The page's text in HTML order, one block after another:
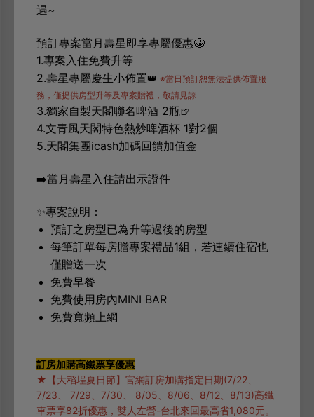
遇~
預訂專案當月壽星即享專屬優惠🤩
1.專案入住免費升等
2.壽星專屬慶生小佈置👑 ※當日預訂恕無法提供佈置服
務，僅提供房型升等及專案贈禮，敬請見諒
3.獨家自製天閣聯名啤酒 2瓶🍺
4.文青風天閣特色熱炒啤酒杯 1對2個
5.天閣集團icash加碼回饋加值金
➡️當月壽星入住請出示證件
✨專案說明：
預訂之房型已為升等過後的房型
每筆訂單每房贈專案禮品1組，若連續住宿也
僅贈送一次
免費早餐
免費使用房內MINI BAR
免費寬頻上網
訂房加購高鐵票享優惠
★【大稻埕夏日節】官網訂房加購指定日期(7/22、
7/23、 7/29、7/30、 8/05、8/06、8/12、8/13)高鐵
車票享82折優惠，雙人左營-台北來回最高省1,080元。